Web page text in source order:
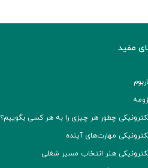
مفید
چطور هر چیزی را به هر کسی بگوییم؟
مهارت‌های آینده
هنر انتخاب مسیر شغلی